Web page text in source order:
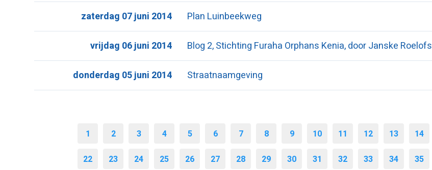
Plan Luinbeekweg
zaterdag 07 juni 2014
Blog 2, Stichting Furaha Orphans Kenia, door Janske Roelofs
vrijdag 06 juni 2014
Straatnaamgeving
donderdag 05 juni 2014
1 2 3 4 5 6 7 8 9 10 11 12 13 14
22 23 24 25 26 27 28 29 30 31 32 33 34 35